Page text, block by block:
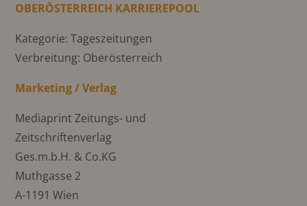
OBERÖSTERREICH KARRIEREPOOL
Kategorie: Tageszeitungen
Verbreitung: Oberösterreich
Marketing / Verlag
Mediaprint Zeitungs- und
Zeitschriftenverlag
Ges.m.b.H. & Co.KG
Muthgasse 2
A-1191 Wien